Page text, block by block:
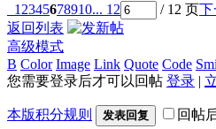
1 2345678910... 12 / 12 页下
返回列表
高级模式
B Color Image Link Quote Code
您需要登录后才可以回帖 登录 |
本版积分规则 发表回复 回帖